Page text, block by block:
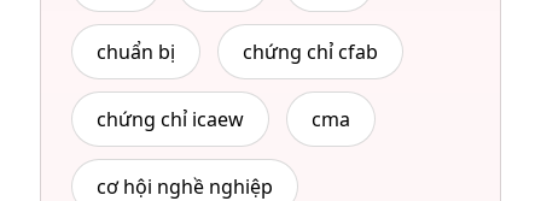
chuẩn bị chứng chỉ cfab
chứng chỉ icaew cma
cơ hội nghề nghiệp